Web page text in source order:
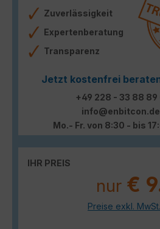
Zuverlässigkeit
Expertenberatung
Transparenz
Jetzt kostenfrei
+49 228 - 33 88 89
info@enbitcon.de
Mo.- Fr. von 8:30 - bis
IHR PREIS
nur €
Preise exkl.